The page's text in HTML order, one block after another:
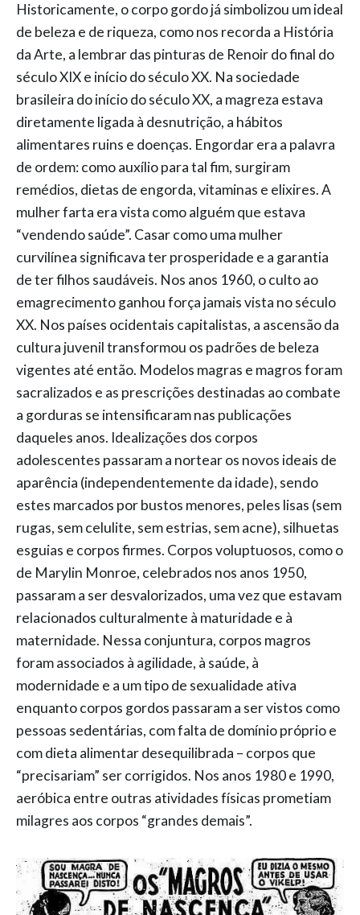
Historicamente, o corpo gordo já simbolizou um ideal
de beleza e de riqueza, como nos recorda a História
da Arte, a lembrar das pinturas de Renoir do final do
século XIX e início do século XX. Na sociedade
brasileira do início do século XX, a magreza estava
diretamente ligada à desnutrição, a hábitos
alimentares ruins e doenças. Engordar era a palavra
de ordem: como auxílio para tal fim, surgiram
remédios, dietas de engorda, vitaminas e elixires. A
mulher farta era vista como alguém que estava
“vendendo saúde”. Casar como uma mulher
curvilínea significava ter prosperidade e a garantia
de ter filhos saudáveis. Nos anos 1960, o culto ao
emagrecimento ganhou força jamais vista no século
XX. Nos países ocidentais capitalistas, a ascensão da
cultura juvenil transformou os padrões de beleza
vigentes até então. Modelos magras e magros foram
sacralizados e as prescrições destinadas ao combate
a gorduras se intensificaram nas publicações
daqueles anos. Idealizações dos corpos
adolescentes passaram a nortear os novos ideais de
aparência (independentemente da idade), sendo
estes marcados por bustos menores, peles lisas (sem
rugas, sem celulite, sem estrias, sem acne), silhuetas
esguias e corpos firmes. Corpos voluptuosos, como o
de Marylin Monroe, celebrados nos anos 1950,
passaram a ser desvalorizados, uma vez que estavam
relacionados culturalmente à maturidade e à
maternidade. Nessa conjuntura, corpos magros
foram associados à agilidade, à saúde, à
modernidade e a um tipo de sexualidade ativa
enquanto corpos gordos passaram a ser vistos como
pessoas sedentárias, com falta de domínio próprio e
com dieta alimentar desequilibrada – corpos que
“precisariam” ser corrigidos. Nos anos 1980 e 1990,
aeróbica entre outras atividades físicas prometiam
milagres aos corpos “grandes demais”.